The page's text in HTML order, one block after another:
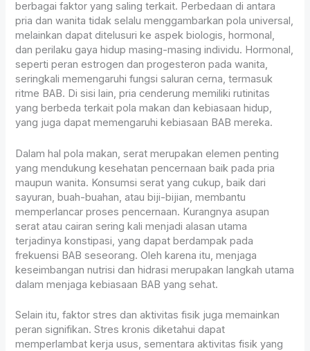
berbagai faktor yang saling terkait. Perbedaan di antara
pria dan wanita tidak selalu menggambarkan pola universal,
melainkan dapat ditelusuri ke aspek biologis, hormonal,
dan perilaku gaya hidup masing-masing individu. Hormonal,
seperti peran estrogen dan progesteron pada wanita,
seringkali memengaruhi fungsi saluran cerna, termasuk
ritme BAB. Di sisi lain, pria cenderung memiliki rutinitas
yang berbeda terkait pola makan dan kebiasaan hidup,
yang juga dapat memengaruhi kebiasaan BAB mereka.
Dalam hal pola makan, serat merupakan elemen penting
yang mendukung kesehatan pencernaan baik pada pria
maupun wanita. Konsumsi serat yang cukup, baik dari
sayuran, buah-buahan, atau biji-bijian, membantu
memperlancar proses pencernaan. Kurangnya asupan
serat atau cairan sering kali menjadi alasan utama
terjadinya konstipasi, yang dapat berdampak pada
frekuensi BAB seseorang. Oleh karena itu, menjaga
keseimbangan nutrisi dan hidrasi merupakan langkah utama
dalam menjaga kebiasaan BAB yang sehat.
Selain itu, faktor stres dan aktivitas fisik juga memainkan
peran signifikan. Stres kronis diketahui dapat
memperlambat kerja usus, sementara aktivitas fisik yang